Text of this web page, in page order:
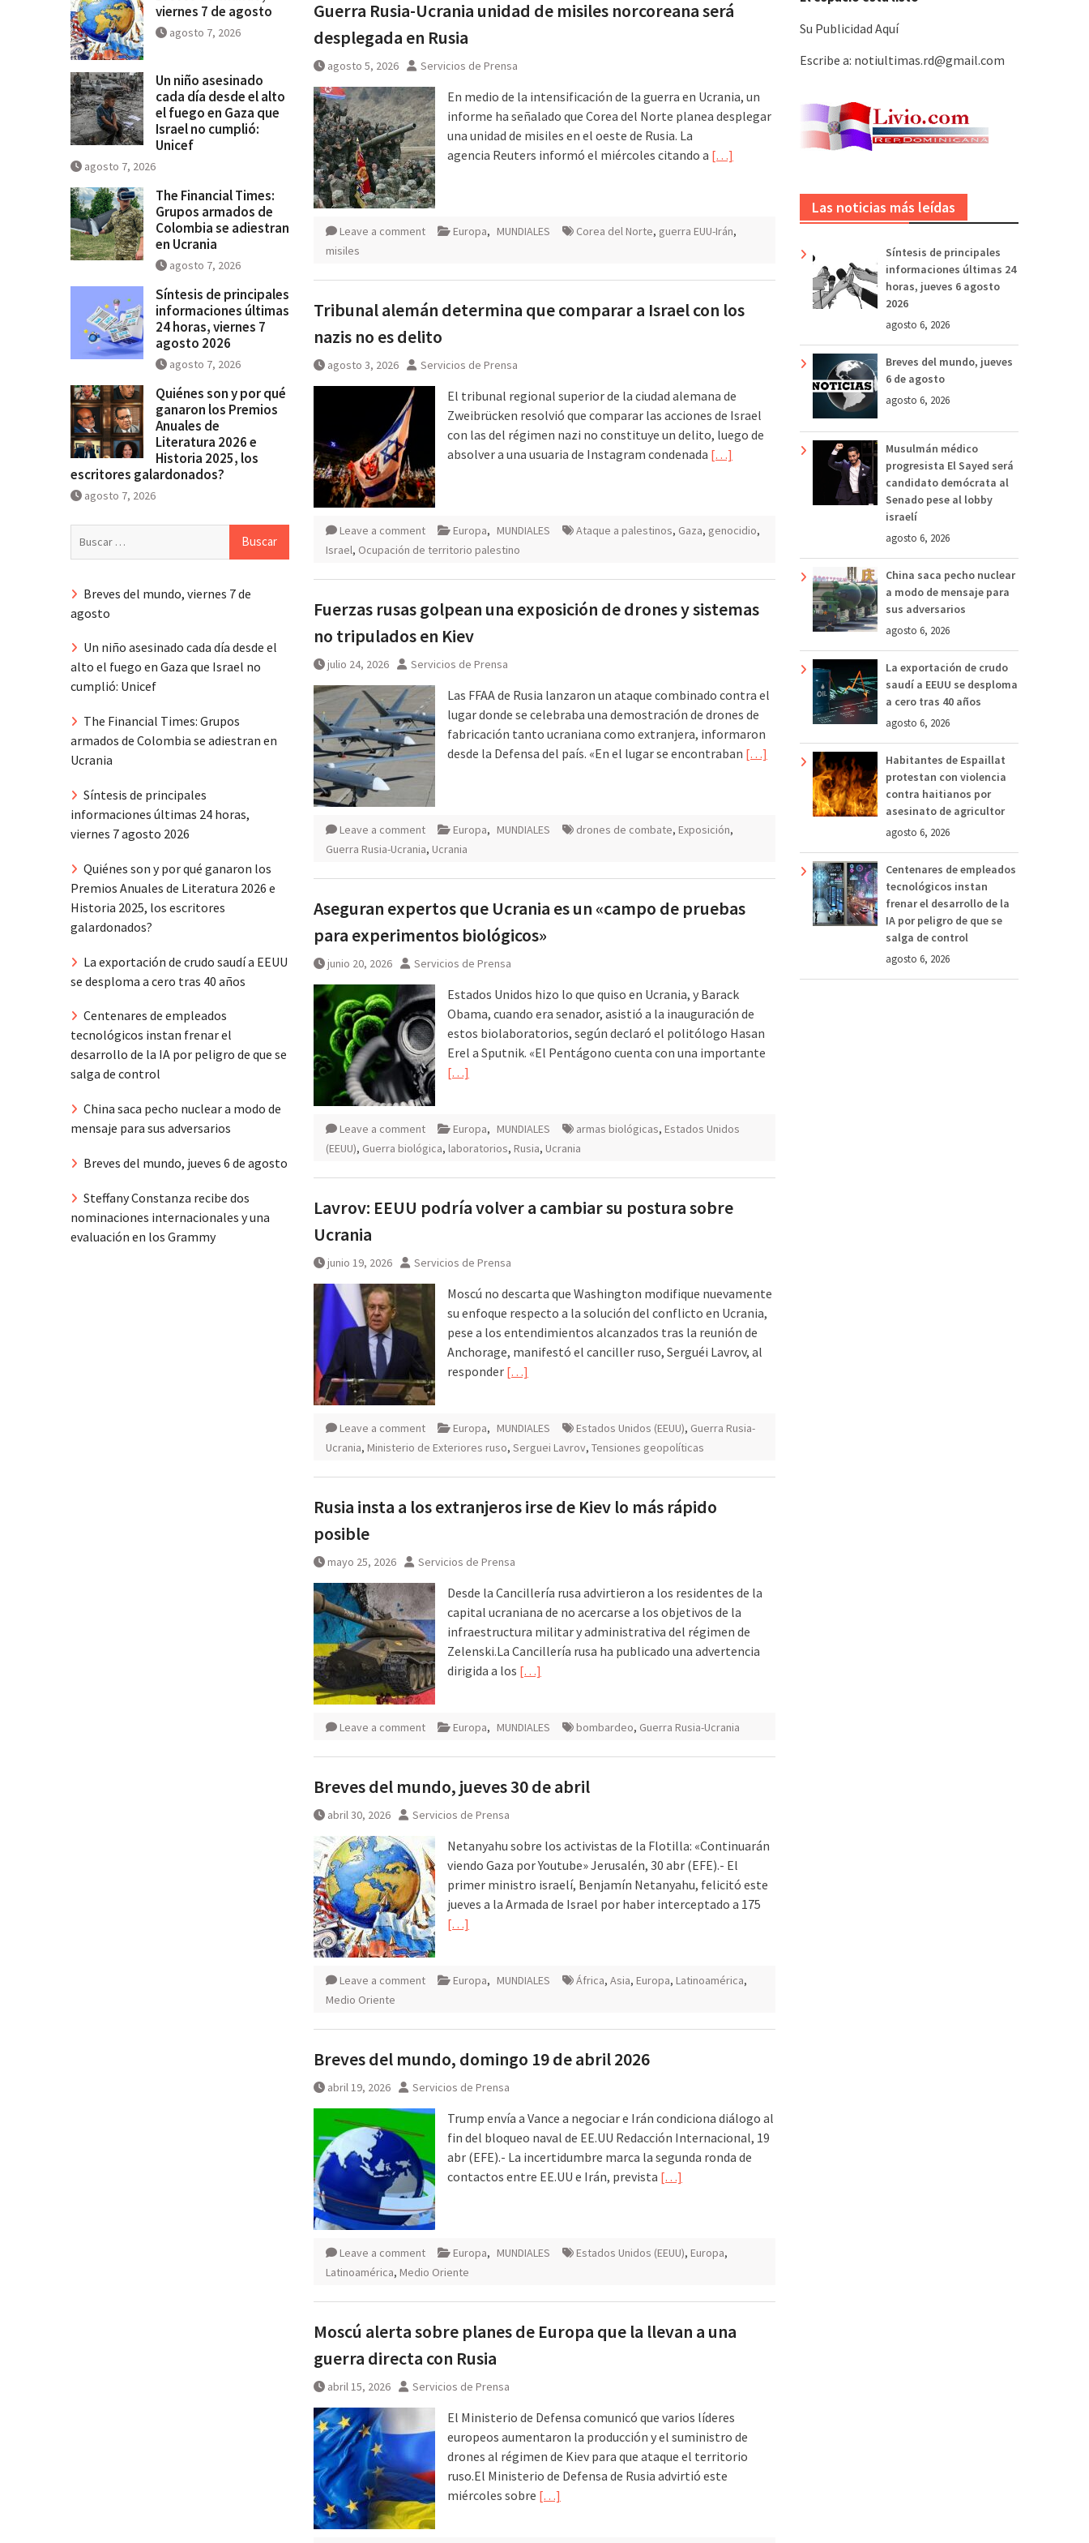
se salga de control
Breves del mundo, viernes 7 de agosto
Guerra Rusia-Ucrania unidad de misiles norcoreana será
desplegada en Rusia
agosto 5, 2026 Servicios de Prensa
En medio de la intensificación de la guerra en Ucrania, un
informe ha señalado que Corea del Norte planea desplegar
una unidad de misiles en el oeste de Rusia. La
agencia Reuters informó el miércoles citando a […]
Leave a comment Europa, MUNDIALES Corea del Norte, guerra EUU-Irán,
misiles
Tribunal alemán determina que comparar a Israel con los
nazis no es delito
agosto 3, 2026 Servicios de Prensa
El tribunal regional superior de la ciudad alemana de
Zweibrücken resolvió que comparar las acciones de Israel
con las del régimen nazi no constituye un delito, luego de
absolver a una usuaria de Instagram condenada […]
Leave a comment Europa, MUNDIALES Ataque a palestinos, Gaza, genocidio,
Israel, Ocupación de territorio palestino
Fuerzas rusas golpean una exposición de drones y sistemas
no tripulados en Kiev
julio 24, 2026 Servicios de Prensa
Las FFAA de Rusia lanzaron un ataque combinado contra el
lugar donde se celebraba una demostración de drones de
fabricación tanto ucraniana como extranjera, informaron
desde la Defensa del país. «En el lugar se encontraban […]
Leave a comment Europa, MUNDIALES drones de combate, Exposición,
Guerra Rusia-Ucrania, Ucrania
Aseguran expertos que Ucrania es un «campo de pruebas
para experimentos biológicos»
junio 20, 2026 Servicios de Prensa
Estados Unidos hizo lo que quiso en Ucrania, y Barack
Obama, cuando era senador, asistió a la inauguración de
estos biolaboratorios, según declaró el politólogo Hasan
Erel a Sputnik. «El Pentágono cuenta con una importante
[…]
Leave a comment Europa, MUNDIALES armas biológicas, Estados Unidos
(EEUU), Guerra biológica, laboratorios, Rusia, Ucrania
Lavrov: EEUU podría volver a cambiar su postura sobre
Ucrania
junio 19, 2026 Servicios de Prensa
Moscú no descarta que Washington modifique nuevamente
su enfoque respecto a la solución del conflicto en Ucrania,
pese a los entendimientos alcanzados tras la reunión de
Anchorage, manifestó el canciller ruso, Serguéi Lavrov, al
responder […]
Leave a comment Europa, MUNDIALES Estados Unidos (EEUU), Guerra Rusia-
Ucrania, Ministerio de Exteriores ruso, Serguei Lavrov, Tensiones geopolíticas
Rusia insta a los extranjeros irse de Kiev lo más rápido
posible
mayo 25, 2026 Servicios de Prensa
Desde la Cancillería rusa advirtieron a los residentes de la
capital ucraniana de no acercarse a los objetivos de la
infraestructura militar y administrativa del régimen de
Zelenski.La Cancillería rusa ha publicado una advertencia
dirigida a los […]
Leave a comment Europa, MUNDIALES bombardeo, Guerra Rusia-Ucrania
Breves del mundo, jueves 30 de abril
abril 30, 2026 Servicios de Prensa
Netanyahu sobre los activistas de la Flotilla: «Continuarán
viendo Gaza por Youtube» Jerusalén, 30 abr (EFE).- El
primer ministro israelí, Benjamín Netanyahu, felicitó este
jueves a la Armada de Israel por haber interceptado a 175
[…]
Leave a comment Europa, MUNDIALES África, Asia, Europa, Latinoamérica,
Medio Oriente
Breves del mundo, domingo 19 de abril 2026
abril 19, 2026 Servicios de Prensa
Trump envía a Vance a negociar e Irán condiciona diálogo al
fin del bloqueo naval de EE.UU Redacción Internacional, 19
abr (EFE).- La incertidumbre marca la segunda ronda de
contactos entre EE.UU e Irán, prevista […]
Leave a comment Europa, MUNDIALES Estados Unidos (EEUU), Europa,
Latinoamérica, Medio Oriente
Moscú alerta sobre planes de Europa que la llevan a una
guerra directa con Rusia
abril 15, 2026 Servicios de Prensa
El Ministerio de Defensa comunicó que varios líderes
europeos aumentaron la producción y el suministro de
drones al régimen de Kiev para que ataque el territorio
ruso.El Ministerio de Defensa de Rusia advirtió este
miércoles sobre […]
Su Publicidad Aquí
Escribe a: notiultimas.rd@gmail.com
Las noticias más leídas
Síntesis de principales
informaciones últimas 24
horas, jueves 6 agosto
2026
agosto 6, 2026
Breves del mundo, jueves
6 de agosto
agosto 6, 2026
Musulmán médico
progresista El Sayed será
candidato demócrata al
Senado pese al lobby
israelí
agosto 6, 2026
China saca pecho nuclear
a modo de mensaje para
sus adversarios
agosto 6, 2026
La exportación de crudo
saudí a EEUU se desploma
a cero tras 40 años
agosto 6, 2026
Habitantes de Espaillat
protestan con violencia
contra haitianos por
asesinato de agricultor
agosto 6, 2026
Centenares de empleados
tecnológicos instan
frenar el desarrollo de la
IA por peligro de que se
salga de control
agosto 6, 2026
viernes 7 de agosto
agosto 7, 2026
Un niño asesinado
cada día desde el alto
el fuego en Gaza que
Israel no cumplió:
Unicef
agosto 7, 2026
The Financial Times:
Grupos armados de
Colombia se adiestran
en Ucrania
agosto 7, 2026
Síntesis de principales
informaciones últimas
24 horas, viernes 7
agosto 2026
agosto 7, 2026
Quiénes son y por qué
ganaron los Premios
Anuales de
Literatura 2026 e
Historia 2025, los
escritores galardonados?
agosto 7, 2026
Breves del mundo, viernes 7 de
agosto
Un niño asesinado cada día desde el
alto el fuego en Gaza que Israel no
cumplió: Unicef
The Financial Times: Grupos
armados de Colombia se adiestran en
Ucrania
Síntesis de principales
informaciones últimas 24 horas,
viernes 7 agosto 2026
Quiénes son y por qué ganaron los
Premios Anuales de Literatura 2026 e
Historia 2025, los escritores
galardonados?
La exportación de crudo saudí a EEUU
se desploma a cero tras 40 años
Centenares de empleados
tecnológicos instan frenar el
desarrollo de la IA por peligro de que se
salga de control
China saca pecho nuclear a modo de
mensaje para sus adversarios
Breves del mundo, jueves 6 de agosto
Steffany Constanza recibe dos
nominaciones internacionales y una
evaluación en los Grammy